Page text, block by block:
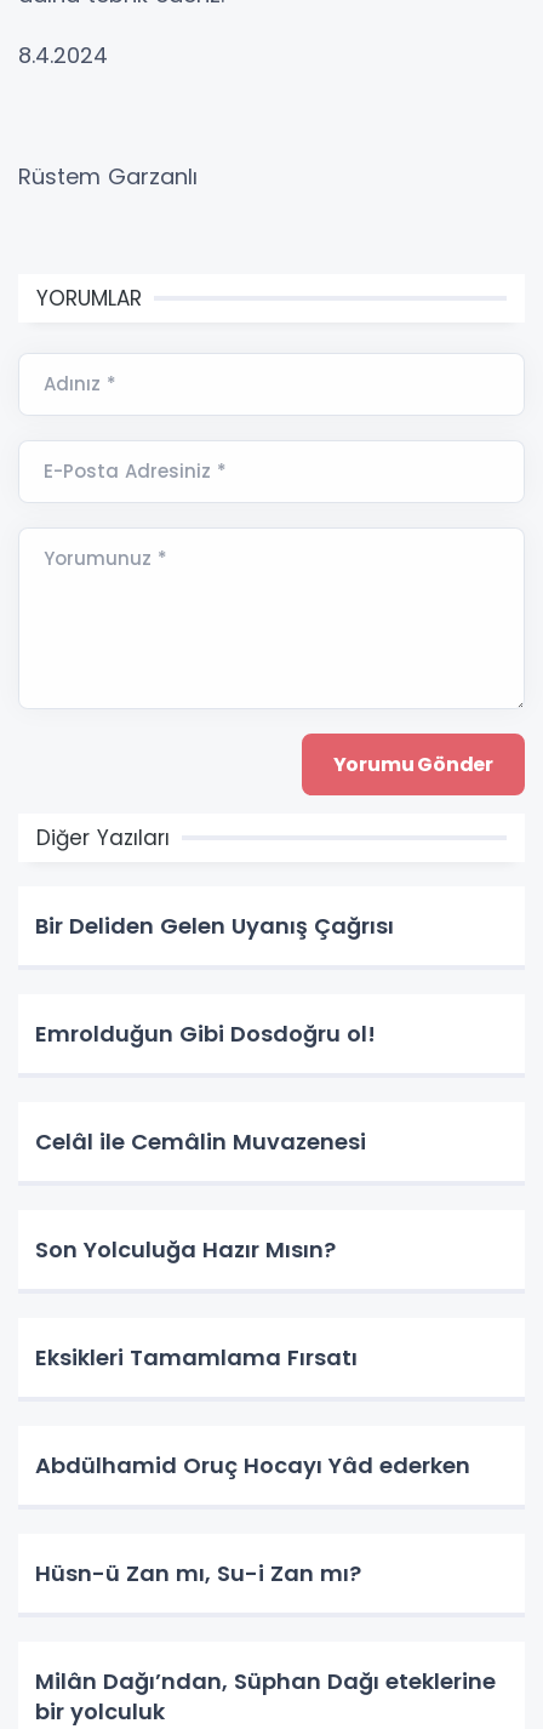
8.4.2024
Rüstem Garzanlı
YORUMLAR
Adınız *
E-Posta Adresiniz *
Yorumunuz *
Diğer Yazıları
Bir Deliden Gelen Uyanış Çağrısı
Emrolduğun Gibi Dosdoğru ol!
Celâl ile Cemâlin Muvazenesi
Son Yolculuğa Hazır Mısın?
Eksikleri Tamamlama Fırsatı
Abdülhamid Oruç Hocayı Yâd ederken
Hüsn-ü Zan mı, Su-i Zan mı?
Milân Dağı’ndan, Süphan Dağı eteklerine
bir yolculuk